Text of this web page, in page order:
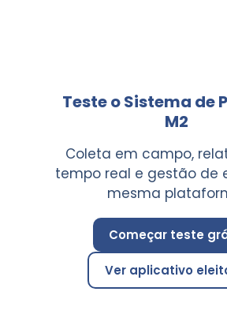
Teste o Sistema de
M2
Coleta em campo,
tempo real e gestão de
mesma
Começar teste
Ver aplicativo